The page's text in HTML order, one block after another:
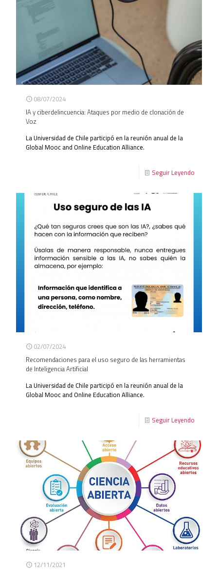
08/07/2024
IA y ciberdelincuencia: Ataques por medio de clonación de
Voz
La Universidad de Chile participó en la reunión anual de la
Global Mooc and Online Education Alliance.
Seguir Leyendo
02/07/2024
Recomendaciones para el uso seguro de las herramientas
de Inteligencia Artificial
La Universidad de Chile participó en la reunión anual de la
Global Mooc and Online Education Alliance.
Seguir Leyendo
12/11/2021